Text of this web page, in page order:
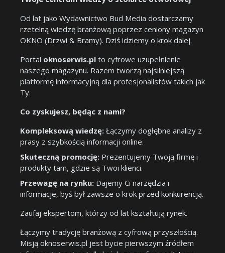
Od lat jako Wydawnictwo Bud Media dostarczamy
rzetelną wiedzę branżową poprzez ceniony magazyn
OKNO (Drzwi & Bramy). Dziś idziemy o krok dalej.
Portal oknoserwis.pl to cyfrowe uzupełnienie
naszego magazynu. Razem tworzą najsilniejszą
platformę informacyjną dla profesjonalistów takich jak
Ty.
Co zyskujesz, będąc z nami?
Kompleksową wiedzę: Łączymy dogłębne analizy z
prasy z szybkością informacji online.
Skuteczną promocję: Prezentujemy Twoją firmę i
produkty tam, gdzie są Twoi klienci.
Przewagę na rynku: Dajemy Ci narzędzia i
informacje, byś był zawsze o krok przed konkurencją.
Zaufaj ekspertom, którzy od lat kształtują rynek.
Łączymy tradycję branżową z cyfrową przyszłością.
Misją oknoserwis.pl jest bycie pierwszym źródłem